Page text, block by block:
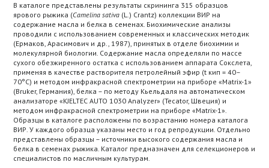
В каталоге представлены результаты скрининга 315 образцов
ярового рыжика (Camelina sativa (L.) Crantz) коллекции ВИР на
содержание масла и белка в семенах. Биохимические анализы
проводили с использованием современных и классических методик
(Ермаков, Арасимович и др., 1987), принятых в отделе биохимии и
молекулярной биологии. Содержание масла определяли по массе
сухого обезжиренного остатка с использованием аппарата Сокслета,
применяя в качестве растворителя петролейный эфир (t кип = 40–
70°С) и методом инфракрасной спектрометрии на приборе «Matrix-1»
(Bruker, Германия), белка – по методу Кьельдаля на автоматическом
анализаторе «KJELTEC AUTO 1030 Analyzer» (Tecator, Швеция) и
методом инфракрасной спектрометрии на приборе «Matrix-1».
Образцы в каталоге расположены по возрастанию номера каталога
ВИР. У каждого образца указаны место и год репродукции. Отдельно
представлены образцы – источники высокого содержания масла и
белка в семенах рыжика. Каталог предназначен для селекционеров и
специалистов по масличным культурам.